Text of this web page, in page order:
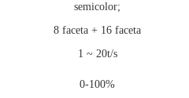
semicolor;
8 faceta + 16 faceta
1 ~ 20t/s
0-100%